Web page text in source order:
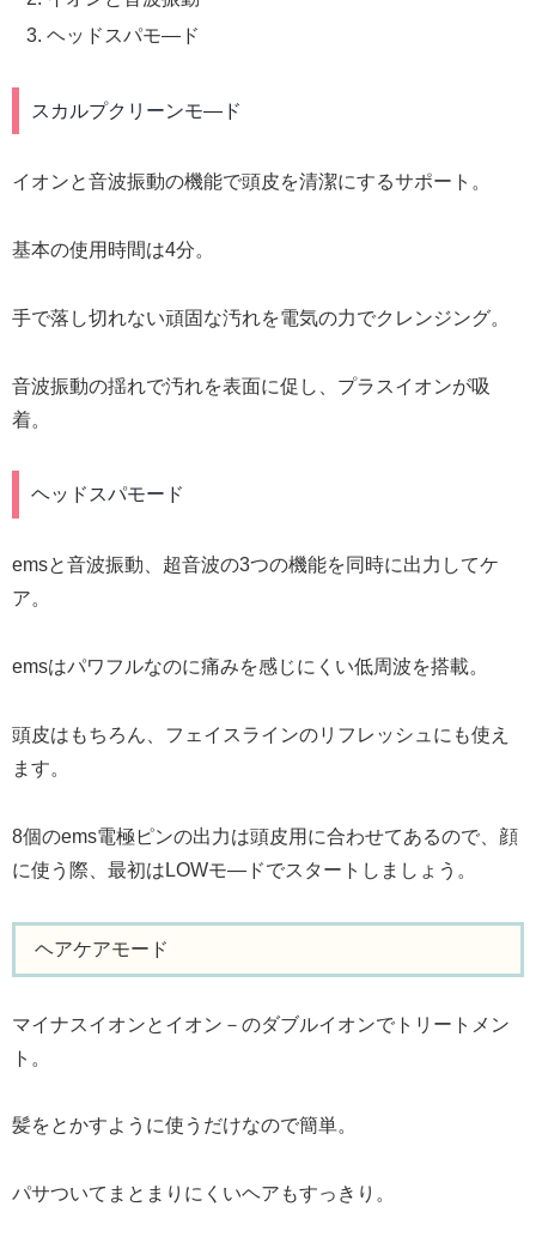
ヘッドスパモ―ド
スカルプクリーンモ―ド
イオンと音波振動の機能で頭皮を清潔にするサポート。
基本の使用時間は4分。
手で落し切れない頑固な汚れを電気の力でクレンジング。
音波振動の揺れで汚れを表面に促し、プラスイオンが吸
着。
ヘッドスパモード
emsと音波振動、超音波の3つの機能を同時に出力してケ
ア。
emsはパワフルなのに痛みを感じにくい低周波を搭載。
頭皮はもちろん、フェイスラインのリフレッシュにも使え
ます。
8個のems電極ピンの出力は頭皮用に合わせてあるので、顔
に使う際、最初はLOWモ―ドでスタートしましょう。
ヘアケアモード
マイナスイオンとイオン－のダブルイオンでトリートメン
ト。
髪をとかすように使うだけなので簡単。
パサついてまとまりにくいヘアもすっきり。